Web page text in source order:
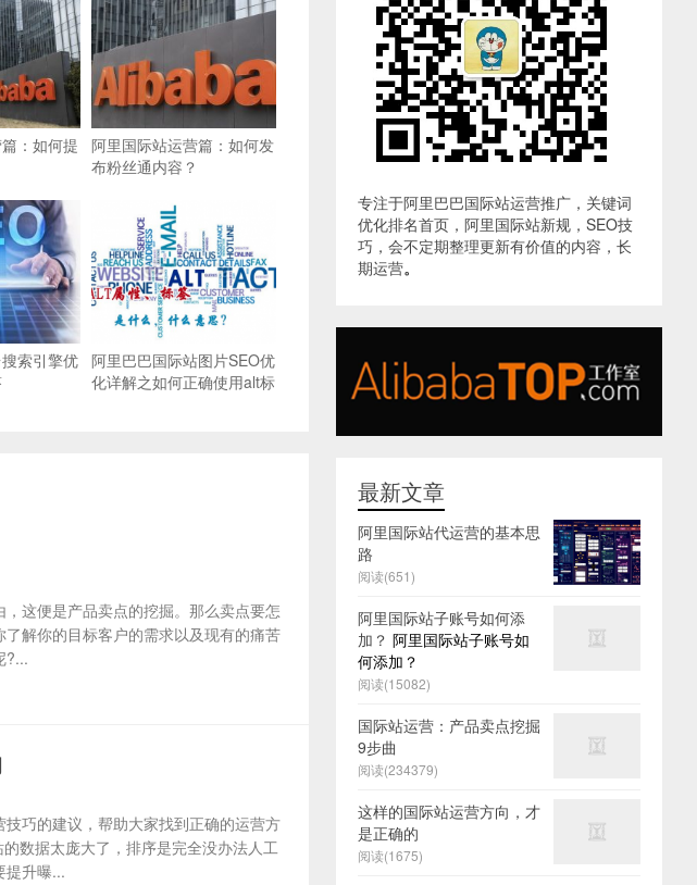
：如何提
阿里国际站运营篇：如何发
布粉丝通内容？
索引擎优 阿里巴巴国际站图片SEO优
化详解之如何正确使用alt标
这便是产品卖点的挖掘。那么卖点要怎
解你的目标客户的需求以及现有的痛苦
?...
巧的建议，帮助大家找到正确的运营方
数据太庞大了，排序是完全没办法人工
提升曝...
专注于阿里巴巴国际站运营推广，关键词
优化排名首页，阿里国际站新规，SEO技
巧，会不定期整理更新有价值的内容，长
期运营。
最新文章
阿里国际站代运营的基本思
路
阅读(651)
阿里国际站子账号如何添
加？ 阿里国际站子账号如
何添加？
阅读(15082)
国际站运营：产品卖点挖掘
9步曲
阅读(234379)
这样的国际站运营方向，才
是正确的
阅读(1675)